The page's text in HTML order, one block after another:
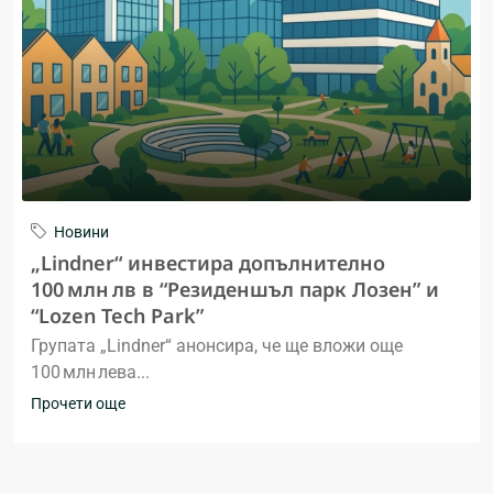
Новини
„Lindner“ инвестира допълнително
100 млн лв в “Резиденшъл парк Лозен” и
“Lozen Tech Park”
Групата „Lindner“ анонсира, че ще вложи още
100 млн лева...
Прочети още